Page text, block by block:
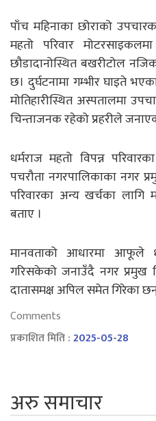
पाँच महिनाका छोराको
महतो परिवार
छौडादानोस्थित बखरीटोल
छ। दुर्घटनामा गम्भीर घाइते
मोतिहारीस्थित अस्पतालमा
चिन्ताजनक रहेको प्रहरीले
धर्मराज महतो विपन्न
पचरौता नगरपालिकाका नगर
परिवारका अन्य खर्चका
बताए ।
मानवताको आधारमा
गरिसकेको जनाउँदै नगर
दातासमक्ष अपिल समेत गिरेका
Comments
प्रकाशित मिति :2025-05-28
अरु समाचार